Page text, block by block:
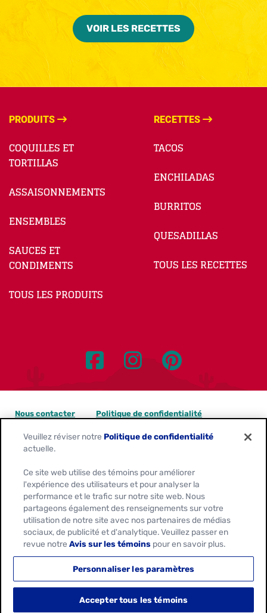
VOIR LES RECETTES
PRODUITS
COQUILLES ET
TORTILLAS
ASSAISONNEMENTS
ENSEMBLES
SAUCES ET
CONDIMENTS
TOUS LES PRODUITS
RECETTES
TACOS
ENCHILADAS
BURRITOS
QUESADILLAS
TOUS LES RECETTES
Location:
Canada
Français
Nous contacter Politique de confidentialité
Avis sur les témoins
Demandes de confidentialité des données
Conditions d'utilisation
Veuillez réviser notre Politique de confidentialité
actuelle.
Ce site web utilise des témoins pour améliorer
l'expérience des utilisateurs et pour analyser la
performance et le trafic sur notre site web. Nous
partageons également des renseignements sur votre
utilisation de notre site avec nos partenaires de médias
sociaux, de publicité et d'analytique. Veuillez passer en
revue notreAvis sur les témoins pour en savoir plus.
Personnaliser les paramètres
Accepter tous les témoins